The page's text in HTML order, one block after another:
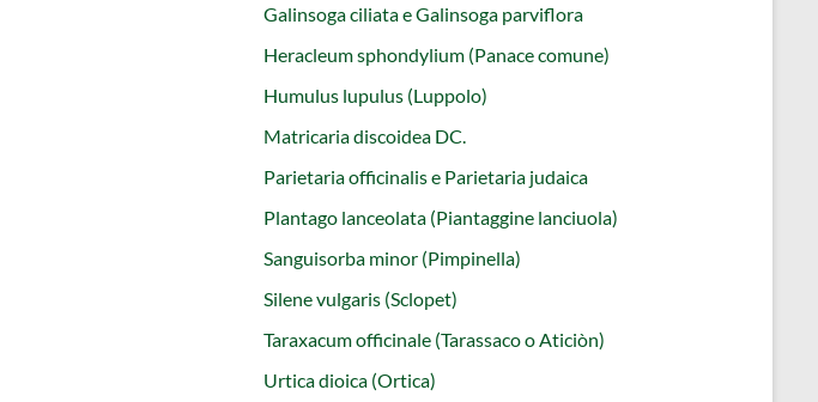
Galinsoga ciliata e Galinsoga parviflora
Heracleum sphondylium (Panace comune)
Humulus lupulus (Luppolo)
Matricaria discoidea DC.
Parietaria officinalis e Parietaria judaica
Plantago lanceolata (Piantaggine lanciuola)
Sanguisorba minor (Pimpinella)
Silene vulgaris (Sclopet)
Taraxacum officinale (Tarassaco o Aticiòn)
Urtica dioica (Ortica)